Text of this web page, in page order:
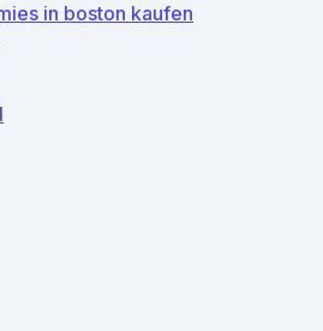
in boston kaufen